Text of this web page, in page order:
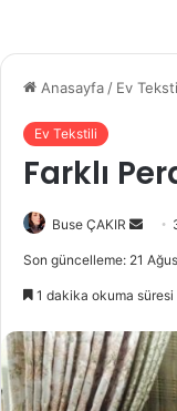
Anasayfa / Ev
Ev Tekstili
Farklı
Buse ÇAKIR
e
-
p
o
Son güncelleme: 21
1 dakika okuma süresi